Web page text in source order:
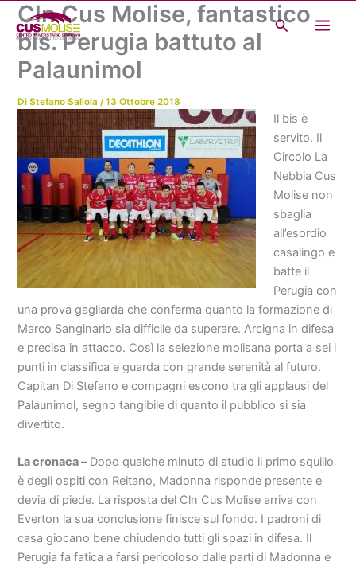
contenuto
Cerca
Cln Cus Molise, fantastico
bis. Perugia battuto al
Palaunimol
DiStefano Saliola/13 Ottobre 2018
Il bis è
servito. Il
Circolo La
Nebbia Cus
Molise non
sbaglia
all’esordio
casalingo e
batte il
Perugia con
una prova gagliarda che conferma quanto la formazione di
Marco Sanginario sia difficile da superare. Arcigna in difesa
e precisa in attacco. Così la selezione molisana porta a sei i
punti in classifica e guarda con grande serenità al futuro.
Capitan Di Stefano e compagni escono tra gli applausi del
Palaunimol, segno tangibile di quanto il pubblico si sia
divertito.
La cronaca –Dopo qualche minuto di studio il primo squillo
è degli ospiti con Reitano, Madonna risponde presente e
devia di piede. La risposta del Cln Cus Molise arriva con
Everton la sua conclusione finisce sul fondo. I padroni di
casa giocano bene chiudendo tutti gli spazi in difesa. Il
Perugia fa fatica a farsi pericoloso dalle parti di Madonna e